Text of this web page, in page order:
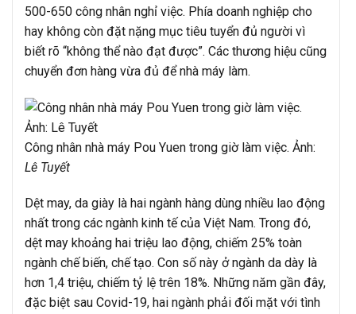
500-650 công nhân nghỉ việc. Phía doanh nghiệp cho
hay không còn đặt nặng mục tiêu tuyển đủ người vì
biết rõ “không thể nào đạt được”. Các thương hiệu cũng
chuyển đơn hàng vừa đủ để nhà máy làm.
Công nhân nhà máy Pou Yuen trong giờ làm việc. Ảnh:
Lê Tuyết
Dệt may, da giày là hai ngành hàng dùng nhiều lao động
nhất trong các ngành kinh tế của Việt Nam. Trong đó,
dệt may khoảng hai triệu lao động, chiếm 25% toàn
ngành chế biến, chế tạo. Con số này ở ngành da dày là
hơn 1,4 triệu, chiếm tỷ lệ trên 18%. Những năm gần đây,
đặc biệt sau Covid-19, hai ngành phải đối mặt với tình